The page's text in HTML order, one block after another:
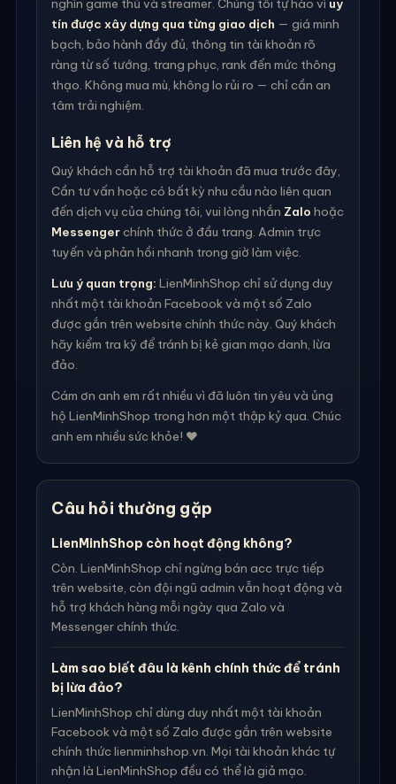
nghìn game thủ và streamer. Chúng tôi tự hào vì uy
tín được xây dựng qua từng giao dịch — giá minh
bạch, bảo hành đầy đủ, thông tin tài khoản rõ
ràng từ số tướng, trang phục, rank đến mức thông
thạo. Không mua mù, không lo rủi ro — chỉ cần an
tâm trải nghiệm.
Liên hệ và hỗ trợ
Quý khách cần hỗ trợ tài khoản đã mua trước đây,
Cần tư vấn hoặc có bất kỳ nhu cầu nào liên quan
đến dịch vụ của chúng tôi, vui lòng nhắn Zalo hoặc
Messengerchính thức ở đầu trang. Admin trực
tuyến và phản hồi nhanh trong giờ làm việc.
Lưu ý quan trọng: LienMinhShop chỉ sử dụng duy
nhất một tài khoản Facebook và một số Zalo
được gắn trên website chính thức này. Quý khách
hãy kiểm tra kỹ để tránh bị kẻ gian mạo danh, lừa
đảo.
Cám ơn anh em rất nhiều vì đã luôn tin yêu và ủng
hộ LienMinhShop trong hơn một thập kỷ qua. Chúc
anh em nhiều sức khỏe! ❤️
Câu hỏi thường gặp
LienMinhShop còn hoạt động không?
Còn. LienMinhShop chỉ ngừng bán acc trực tiếp
trên website, còn đội ngũ admin vẫn hoạt động và
hỗ trợ khách hàng mỗi ngày qua Zalo và
Messenger chính thức.
Làm sao biết đâu là kênh chính thức để tránh
bị lừa đảo?
LienMinhShop chỉ dùng duy nhất một tài khoản
Facebook và một số Zalo được gắn trên website
chính thức lienminhshop.vn. Mọi tài khoản khác tự
nhận là LienMinhShop đều có thể là giả mạo.